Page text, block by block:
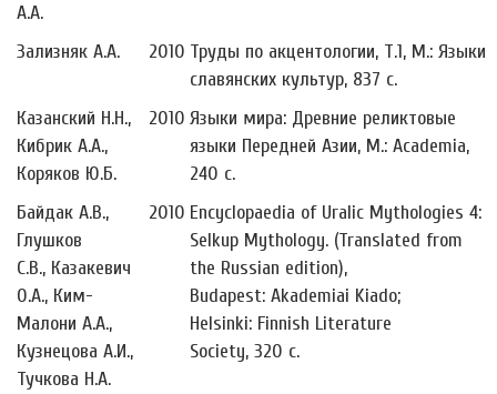
А.А.
Зализняк А.А. 2010 Труды по акцентологии, Т.1, М.: Языки
славянских культур, 837 с.
Казанский Н.Н.,
Кибрик А.А.,
Коряков Ю.Б.
2010 Языки мира: Древние реликтовые
языки Передней Азии, М.: Academia,
240 с.
Байдак А.В.,
Глушков
С.В., Казакевич
О.А., Ким-
Малони А.А.,
Кузнецова А.И.,
Тучкова Н.А.
2010 Encyclopaedia of Uralic Mythologies 4:
Selkup Mythology. (Translated from
the Russian edition),
Budapest: Akademiai Kiado;
Helsinki: Finnish Literature
Society, 320 с.